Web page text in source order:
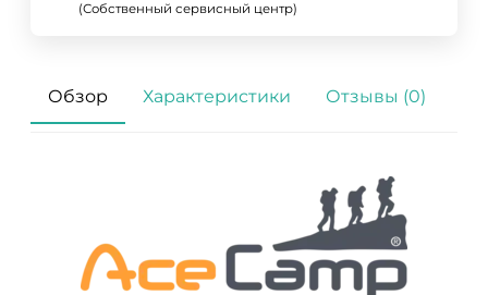
(Собственный сервисный центр)
Обзор Характеристики Отзывы (0)